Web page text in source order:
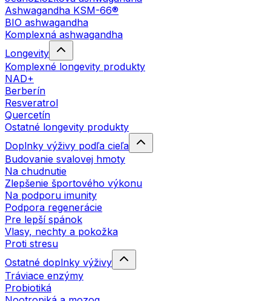
Ashwagandha KSM-66®
BIO ashwagandha
Komplexná ashwagandha
Longevity
Komplexné longevity produkty
NAD+
Berberín
Resveratrol
Quercetín
Ostatné longevity produkty
Doplnky výživy podľa cieľa
Budovanie svalovej hmoty
Na chudnutie
Zlepšenie športového výkonu
Na podporu imunity
Podpora regenerácie
Pre lepší spánok
Vlasy, nechty a pokožka
Proti stresu
Ostatné doplnky výživy
Tráviace enzýmy
Probiotiká